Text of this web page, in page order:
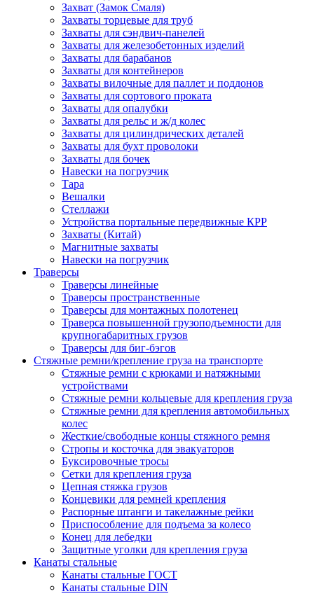
Захват (Замок Смаля)
Захваты торцевые для труб
Захваты для сэндвич-панелей
Захваты для железобетонных изделий
Захваты для барабанов
Захваты для контейнеров
Захваты вилочные для паллет и поддонов
Захваты для сортового проката
Захваты для опалубки
Захваты для рельс и ж/д колес
Захваты для цилиндрических деталей
Захваты для бухт проволоки
Захваты для бочек
Навески на погрузчик
Тара
Вешалки
Стеллажи
Устройства портальные передвижные КРР
Захваты (Китай)
Магнитные захваты
Навески на погрузчик
Траверсы
Траверсы линейные
Траверсы пространственные
Траверсы для монтажных полотенец
Траверса повышенной грузоподъемности для
крупногабаритных грузов
Траверсы для биг-бэгов
Стяжные ремни/крепление груза на транспорте
Стяжные ремни с крюками и натяжными
устройствами
Стяжные ремни кольцевые для крепления груза
Стяжные ремни для крепления автомобильных
колес
Жесткие/свободные концы стяжного ремня
Стропы и косточка для эвакуаторов
Буксировочные тросы
Сетки для крепления груза
Цепная стяжка грузов
Концевики для ремней крепления
Распорные штанги и такелажные рейки
Приспособление для подъема за колесо
Конец для лебедки
Защитные уголки для крепления груза
Канаты стальные
Канаты стальные ГОСТ
Канаты стальные DIN